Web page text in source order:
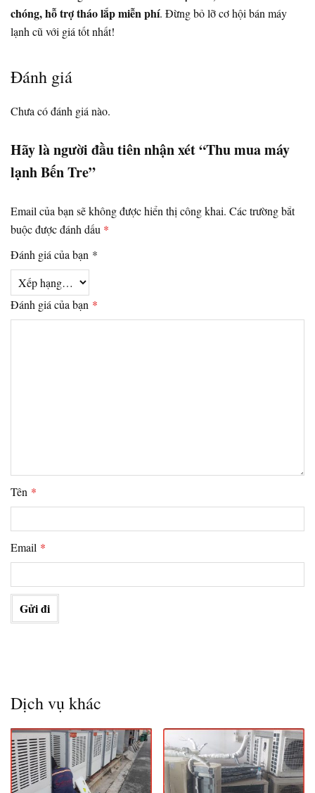
chóng, hỗ trợ tháo lắp miễn phí. Đừng bỏ lỡ cơ hội bán máy
lạnh cũ với giá tốt nhất!
Đánh giá
Chưa có đánh giá nào.
Hãy là người đầu tiên nhận xét “Thu mua máy
lạnh Bến Tre”
Email của bạn sẽ không được hiển thị công khai. Các trường bắt
buộc được đánh dấu *
Đánh giá của bạn *
Đánh giá của bạn *
Tên *
Email *
Dịch vụ khác